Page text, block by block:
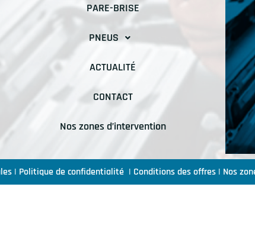
PARE-BRISE
PNEUS
ACTUALITÉ
CONTACT
Nos zones d’intervention
| Politique de confidentialité | Conditions des offres | Nos